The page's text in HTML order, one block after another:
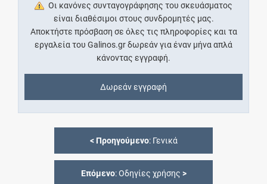
Οι κανόνες συνταγογράφησης του σκευάσματος
είναι διαθέσιμοι στους συνδρομητές μας.
Αποκτήστε πρόσβαση σε όλες τις πληροφορίες και τα
εργαλεία του Galinos.gr δωρεάν για έναν μήνα απλά
κάνοντας εγγραφή.
Δωρεάν εγγραφή
< Προηγούμενο: Γενικά
Επόμενο: Οδηγίες χρήσης >